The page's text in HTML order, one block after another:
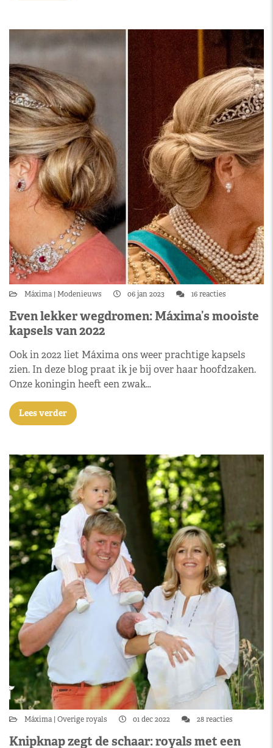
Máxima Modenieuws 06 jan 2023 16 reacties
Even lekker wegdromen: Máxima’s mooiste
kapsels van 2022
Ook in 2022 liet Máxima ons weer prachtige kapsels
zien. In deze blog praat ik je bij over haar hoofdzaken.
Onze koningin heeft een zwak…
Lees verder
Máxima Overige royals 01 dec 2022 28 reacties
Knipknap zegt de schaar: royals met een